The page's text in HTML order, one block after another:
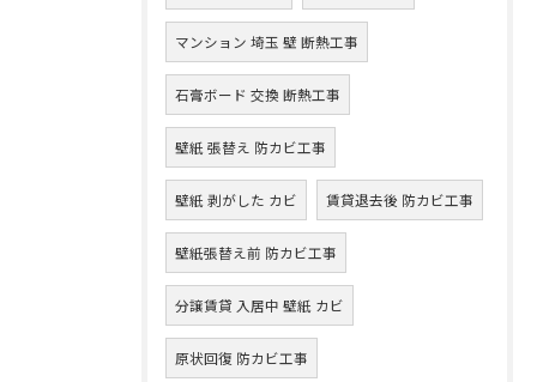
マンション 埼玉 壁 断熱工事
石膏ボード 交換 断熱工事
壁紙 張替え 防カビ工事
壁紙 剥がした カビ 賃貸退去後 防カビ工事
壁紙張替え前 防カビ工事
分譲賃貸 入居中 壁紙 カビ
原状回復 防カビ工事